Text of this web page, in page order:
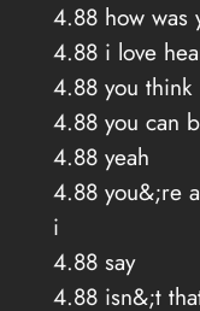
4.88 how was
4.88 i love
4.88 you think
4.88 you can
4.88 yeah
4.88 you&;re
i
4.88 say
4.88 isn&;t